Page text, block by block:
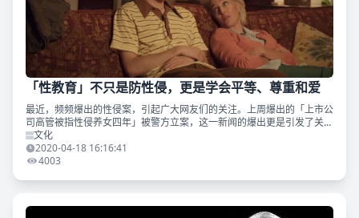
「性教育」不只是防性侵，更是学会平等、尊重和爱
最近，频频爆出的性侵案，引起广大网友们的关注。上周爆出的「上市公
司高管被指性侵养女四年」被警方立案，这一新闻的爆出更是引发了关于
「对儿童的性犯罪」的热议。但还有很重要的一点被舆论推向风口浪尖
——性教育。 从去年热
文化
2020-04-18 16:16:41
4003